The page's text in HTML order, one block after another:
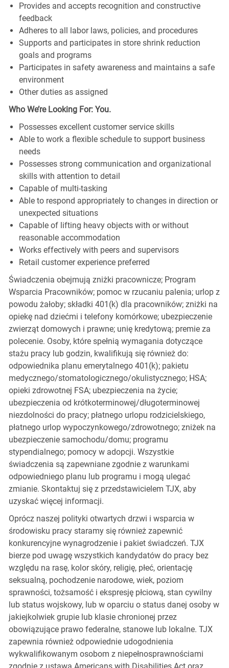
Provides and accepts recognition and constructive
feedback
Adheres to all labor laws, policies, and procedures
Supports and participates in store shrink reduction
goals and programs
Participates in safety awareness and maintains a safe
environment
Other duties as assigned
Who We’re Looking For: You.
Possesses excellent customer service skills
Able to work a flexible schedule to support business
needs
Possesses strong communication and organizational
skills with attention to detail
Capable of multi-tasking
Able to respond appropriately to changes in direction or
unexpected situations
Capable of lifting heavy objects with or without
reasonable accommodation
Works effectively with peers and supervisors
Retail customer experience preferred
Świadczenia obejmują zniżki pracownicze; Program
Wsparcia Pracowników; pomoc w rzucaniu palenia; urlop z
powodu żałoby; składki 401(k) dla pracowników; zniżki na
opiekę nad dziećmi i telefony komórkowe; ubezpieczenie
zwierząt domowych i prawne; unię kredytową; premie za
polecenie. Osoby, które spełnią wymagania dotyczące
stażu pracy lub godzin, kwalifikują się również do:
odpowiednika planu emerytalnego 401(k); pakietu
medycznego/stomatologicznego/okulistycznego; HSA;
opieki zdrowotnej FSA; ubezpieczenia na życie;
ubezpieczenia od krótkoterminowej/długoterminowej
niezdolności do pracy; płatnego urlopu rodzicielskiego,
płatnego urlop wypoczynkowego/zdrowotnego; zniżek na
ubezpieczenie samochodu/domu; programu
stypendialnego; pomocy w adopcji. Wszystkie
świadczenia są zapewniane zgodnie z warunkami
odpowiedniego planu lub programu i mogą ulegać
zmianie. Skontaktuj się z przedstawicielem TJX, aby
uzyskać więcej informacji.
Oprócz naszej polityki otwartych drzwi i wsparcia w
środowisku pracy staramy się również zapewnić
konkurencyjne wynagrodzenie i pakiet świadczeń. TJX
bierze pod uwagę wszystkich kandydatów do pracy bez
względu na rasę, kolor skóry, religię, płeć, orientację
seksualną, pochodzenie narodowe, wiek, poziom
sprawności, tożsamość i ekspresję płciową, stan cywilny
lub status wojskowy, lub w oparciu o status danej osoby w
jakiejkolwiek grupie lub klasie chronionej przez
obowiązujące prawo federalne, stanowe lub lokalne. TJX
zapewnia również odpowiednie udogodnienia
wykwalifikowanym osobom z niepełnosprawnościami
zgodnie z ustawą Americans with Disabilities Act oraz